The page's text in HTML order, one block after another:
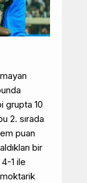
grupta 10
2. sırada
puan
bir
1 ile